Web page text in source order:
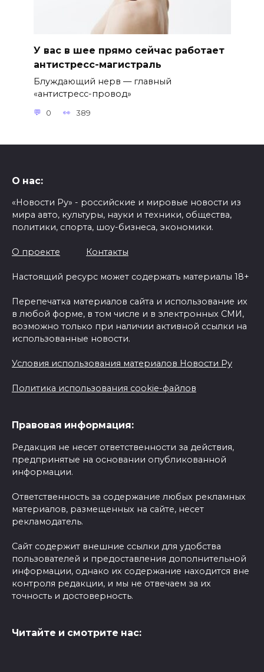
У вас в шее прямо сейчас работает
антистресс-магистраль
Блуждающий нерв — главный
«антистресс-провод»
0 389
О нас:
«Новости Ру» - российские и мировые новости из
мира авто, культуры, науки и техники, общества,
политики, спорта, шоу-бизнеса, экономики.
О проекте Контакты
Настоящий ресурс может содержать материалы 18+
Перепечатка материалов сайта и использование их
в любой форме, в том числе и в электронных СМИ,
возможно только при наличии активной ссылки на
использованные новости.
Условия использования материалов Новости Ру
Политика использования cookie-файлов
Правовая информация:
Редакция не несет ответственности за действия,
предпринятые на основании опубликованной
информации.
Ответственность за содержание любых рекламных
материалов, размещенных на сайте, несет
рекламодатель.
Сайт содержит внешние ссылки для удобства
пользователей и предоставления дополнительной
информации, однако их содержание находится вне
контроля редакции, и мы не отвечаем за их
точность и достоверность.
Читайте и смотрите нас: